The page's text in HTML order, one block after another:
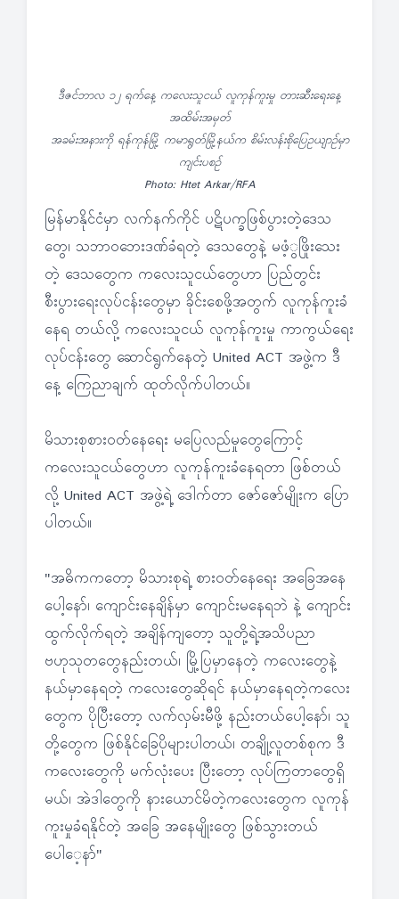
ဒီဇင်ဘာလ ၁၂ ရက်နေ့ ကလေးသူငယ် လူကုန်ကူးမှု တားဆီးရေးနေ့
အထိမ်းအမှတ်
အခမ်းအနားကို ရန်ကုန်မြို့ ကမာရွတ်မြို့နယ်က စိမ်းလန်းစိုပြေဥယျာဉ်မှာ
ကျင်းပစဉ်
Photo: Htet Arkar/RFA
မြန်မာနိုင်ငံမှာ လက်နက်ကိုင် ပဋိပက္ခဖြစ်ပွားတဲ့ဒေသ
တွေ၊ သဘာဝဘေးဒဏ်ခံရတဲ့ ဒေသတွေနဲ့ မဖံ့ွဖြိုးသေး
တဲ့ ဒေသတွေက ကလေးသူငယ်တွေဟာ ပြည်တွင်း
စီးပွားရေးလုပ်ငန်းတွေမှာ ခိုင်းစေဖို့အတွက် လူကုန်ကူးခံ
နေရ တယ်လို့ ကလေးသူငယ် လူကုန်ကူးမှု ကာကွယ်ရေး
လုပ်ငန်းတွေ ဆောင်ရွက်နေတဲ့ United ACT အဖွဲ့က ဒီ
နေ့ ကြေညာချက် ထုတ်လိုက်ပါတယ်။
မိသားစုစားဝတ်နေရေး မပြေလည်မှုတွေကြောင့်
ကလေးသူငယ်တွေဟာ လူကုန်ကူးခံနေရတာ ဖြစ်တယ်
လို့ United ACT အဖွဲ့ရဲ့ ဒေါက်တာ ဇော်ဇော်မျိုးက ပြော
ပါတယ်။
"အဓိကကတော့ မိသားစုရဲ့ စားဝတ်နေရေး အခြေအနေ
ပေါ့နော်၊ ကျောင်းနေချိန်မှာ ကျောင်းမနေရဘဲ နဲ့ ကျောင်း
ထွက်လိုက်ရတဲ့ အချိန်ကျတော့ သူတို့ရဲ့အသိပညာ
ဗဟုသုတတွေနည်းတယ်၊ မြို့ပြမှာနေတဲ့ ကလေးတွေနဲ့
နယ်မှာနေရတဲ့ ကလေးတွေဆိုရင် နယ်မှာနေရတဲ့ကလေး
တွေက ပိုပြီးတော့ လက်လှမ်းမီဖို့ နည်းတယ်ပေါ့နော်၊ သူ
တို့တွေက ဖြစ်နိုင်ခြေပိုများပါတယ်၊ တချို့လူတစ်စုက ဒီ
ကလေးတွေကို မက်လုံးပေး ပြီးတော့ လုပ်ကြတာတွေရှိ
မယ်၊ အဲဒါတွေကို နားယောင်မိတဲ့ကလေးတွေက လူကုန်
ကူးမှုခံရနိုင်တဲ့ အခြေ အနေမျိုးတွေ ဖြစ်သွားတယ်
ပေါေ့နာ်"